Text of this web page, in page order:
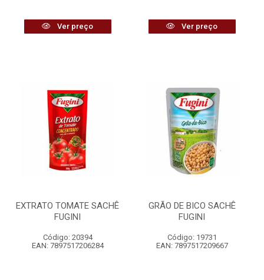
Ver preço Ver preço
EXTRATO TOMATE SACHÊ
FUGINI
Código: 20394
EAN: 7897517206284
GRÃO DE BICO SACHÊ
FUGINI
Código: 19731
EAN: 7897517209667